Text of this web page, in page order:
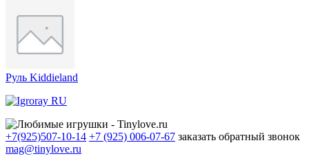
Руль Kiddieland
+7(925)507-10-14 +7 (925) 006-07-67 заказать обратный звонок
mag@tinylove.ru